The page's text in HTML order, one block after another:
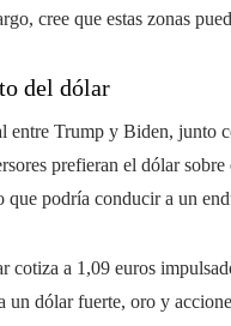
cree que estas zonas
del dólar
entre Trump y Biden, junto
prefieran el dólar
podría conducir a un
cotiza a 1,09 euros
un dólar fuerte, oro y